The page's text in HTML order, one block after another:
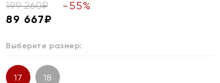
199 260₽ - 55%
89 667₽
Выберите размер:
17 18